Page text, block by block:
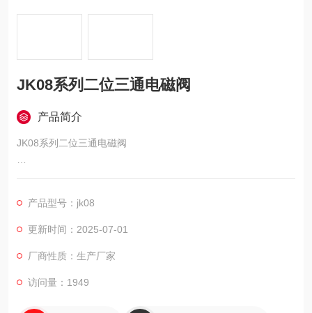
JK08系列二位三通电磁阀
产品简介
JK08系列二位三通电磁阀
我公司经营各种国外进口压缩机，科尔奇空压机，英格索兰空压
整平机，小型压路机等道路建设用工具，农用机械包括，小型无
人喷药机，简易挖坑机，起草皮机，割草机等，矿用支护类，救
产品型号：jk08
更新时间：2025-07-01
厂商性质：生产厂家
访问量：1949